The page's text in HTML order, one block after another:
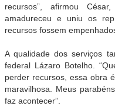
recursos”, afirmou
amadureceu e uniu os
recursos fossem
A qualidade dos serviços
federal Lázaro Botelho.
perder recursos, essa obra
maravilhosa. Meus
faz acontecer”.